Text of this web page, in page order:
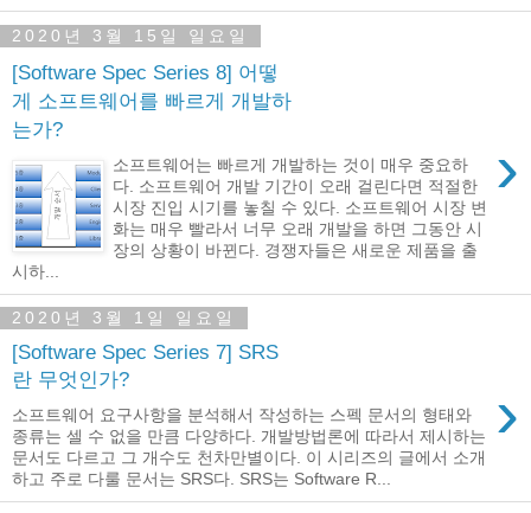
2020년 3월 15일 일요일
[Software Spec Series 8] 어떻
게 소프트웨어를 빠르게 개발하
는가?
›
소프트웨어는 빠르게 개발하는 것이 매우 중요하
다. 소프트웨어 개발 기간이 오래 걸린다면 적절한
시장 진입 시기를 놓칠 수 있다. 소프트웨어 시장 변
화는 매우 빨라서 너무 오래 개발을 하면 그동안 시
장의 상황이 바뀐다. 경쟁자들은 새로운 제품을 출
시하...
2020년 3월 1일 일요일
[Software Spec Series 7] SRS
란 무엇인가?
›
소프트웨어 요구사항을 분석해서 작성하는 스펙 문서의 형태와
종류는 셀 수 없을 만큼 다양하다. 개발방법론에 따라서 제시하는
문서도 다르고 그 개수도 천차만별이다. 이 시리즈의 글에서 소개
하고 주로 다룰 문서는 SRS다. SRS는 Software R...